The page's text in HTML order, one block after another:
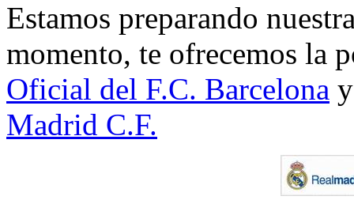
Estamos preparando
momento, te ofrecemos la
Oficial del F.C. Barcelona
Madrid C.F.